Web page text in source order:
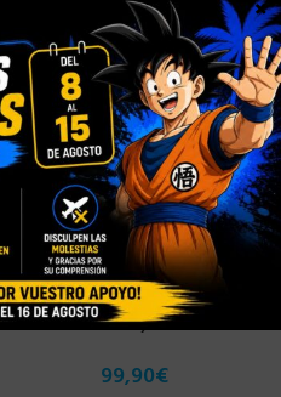
AGOTADO
[PRE-ORDER DICIEMBRE 2022]
SAINT SEIYA MYTH CLOTH EX
ANDROMEDA SHUN (FINAL
BRONZE CLOTH) – 17 CM
99,90€
×